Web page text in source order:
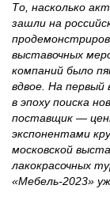
То, насколько
зашли на
выставочных
компаний было
вдвое. На первый
в эпоху поиска
поставщик —
экспонентами
московской
лакокрасочных
«Мебель-2023»